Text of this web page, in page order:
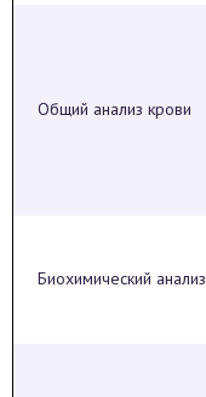
Общий анализ крови
Биохимический анализ